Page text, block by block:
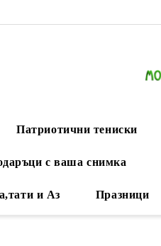
Патриотични тениски
с ваша снимка
и Аз Празници